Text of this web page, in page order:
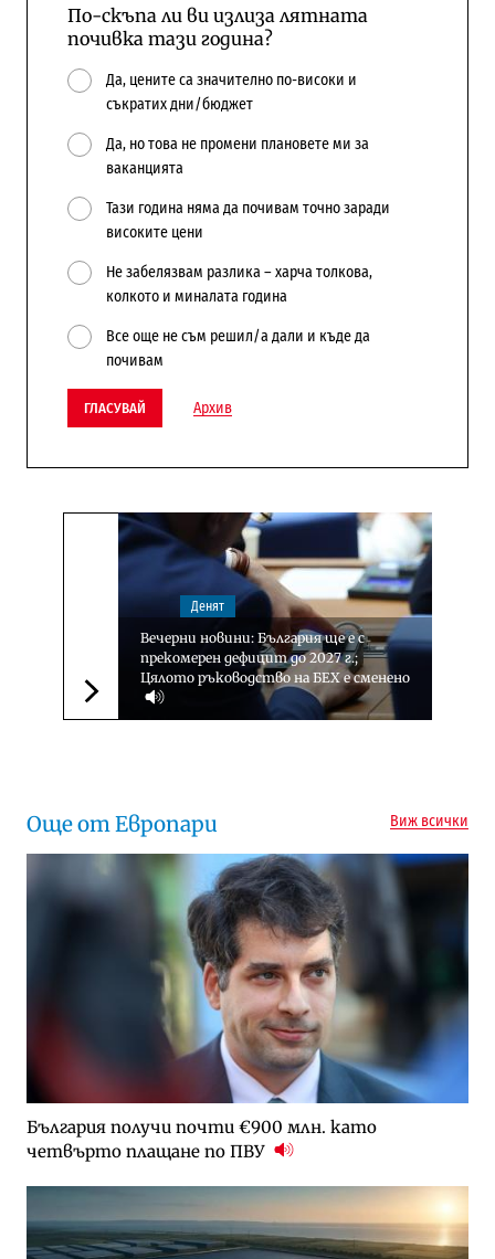
По-скъпа ли ви излиза лятната
почивка тази година?
Да, цените са значително по-високи и
съкратих дни/бюджет
Да, но това не промени плановете ми за
ваканцията
Тази година няма да почивам точно заради
високите цени
Не забелязвам разлика – харча толкова,
колкото и миналата година
Все още не съм решил/а дали и къде да
почивам
ГЛАСУВАЙ Архив
Следваща новина
Денят
Вечерни новини: България ще е с
прекомерен дефицит до 2027 г.;
Цялото ръководство на БЕХ е сменено
Още от Европари Виж всички
България получи почти €900 млн. като
четвърто плащане по ПВУ